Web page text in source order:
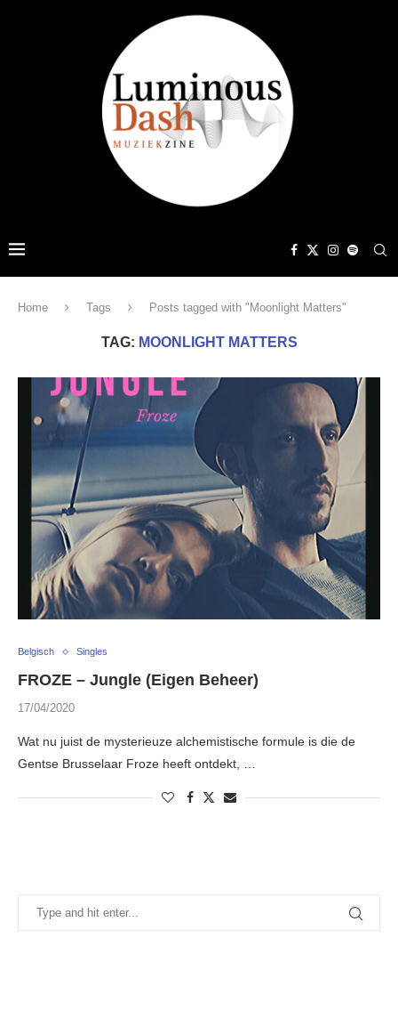
Home Tags Posts tagged with "Moonlight Matters"
TAG: MOONLIGHT MATTERS
Belgisch Singles
FROZE – Jungle (Eigen Beheer)
17/04/2020
Wat nu juist de mysterieuze alchemistische formule is die de
Gentse Brusselaar Froze heeft ontdekt, …